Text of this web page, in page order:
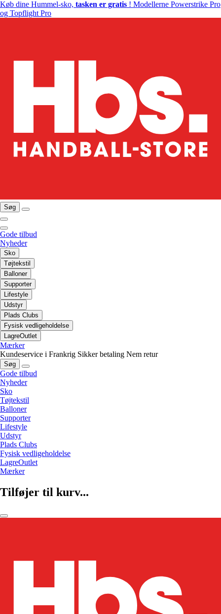
Køb dine Hummel-sko, tasken er gratis ! Modellerne Powerstrike Pro
og Topflight Pro
Søg
Gode tilbud
Nyheder
Sko
Tøjtekstil
Balloner
Supporter
Lifestyle
Udstyr
Plads Clubs
Fysisk vedligeholdelse
LagreOutlet
Mærker
Kundeservice i Frankrig Sikker betaling Nem retur
Søg
Gode tilbud
Nyheder
Sko
Tøjtekstil
Balloner
Supporter
Lifestyle
Udstyr
Plads Clubs
Fysisk vedligeholdelse
LagreOutlet
Mærker
Tilføjer til kurv...